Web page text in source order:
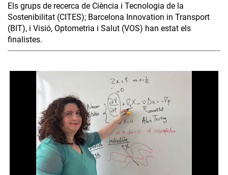
Els grups de recerca de Ciència i Tecnologia de la
Sostenibilitat (CITES); Barcelona Innovation in Transport
(BIT), i Visió, Optometria i Salut (VOS) han estat els
finalistes.